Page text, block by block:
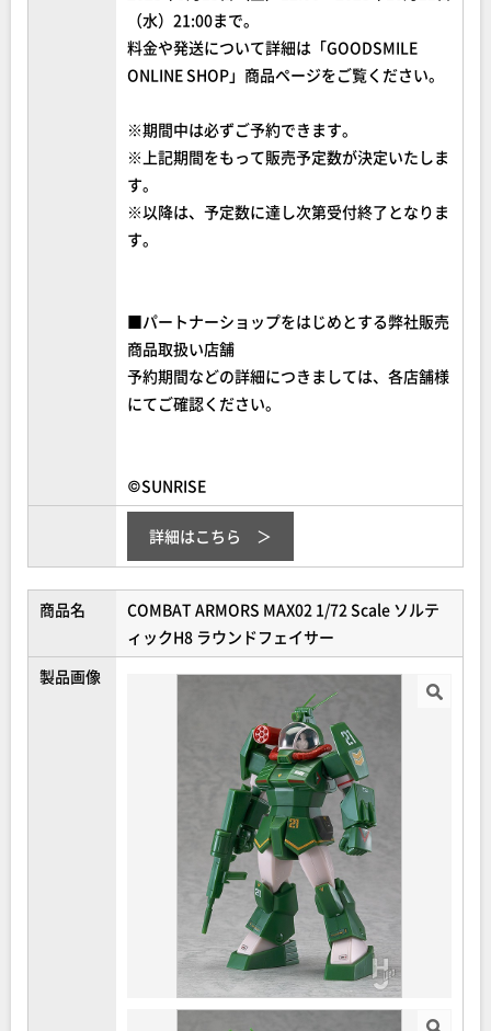
（水）21:00まで。
料金や発送について詳細は「GOODSMILE
ONLINE SHOP」商品ページをご覧ください。
※期間中は必ずご予約できます。
※上記期間をもって販売予定数が決定いたしま
す。
※以降は、予定数に達し次第受付終了となりま
す。
■パートナーショップをはじめとする弊社販売
商品取扱い店舗
予約期間などの詳細につきましては、各店舗様
にてご確認ください。
©SUNRISE
詳細はこちら
商品名
COMBAT ARMORS MAX02 1/72 Scale ソルテ
ィックH8 ラウンドフェイサー
製品画像